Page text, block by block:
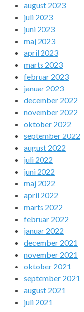
august 2023
juli 2023
juni 2023
maj 2023
april 2023
marts 2023
februar 2023
januar 2023
december 2022
november 2022
oktober 2022
september 2022
august 2022
juli 2022
juni 2022
maj 2022
april 2022
marts 2022
februar 2022
januar 2022
december 2021
november 2021
oktober 2021
september 2021
august 2021
juli 2021